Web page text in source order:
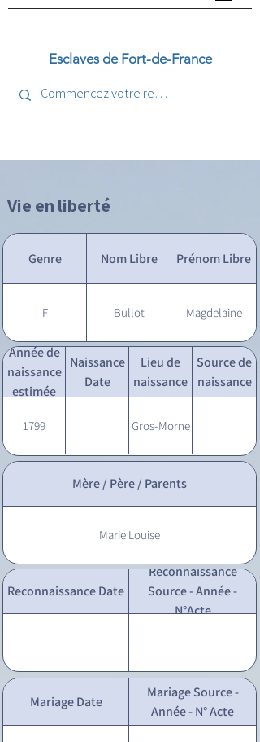
Esclaves de Fort-de-France
Vie en liberté
Genre Nom Libre Prénom Libre
F Bullot Magdelaine
Année de
naissance
estimée
Naissance
Date
Lieu de
naissance
Source de
naissance
1799 Gros-Morne
Mère / Père / Parents
Marie Louise
Reconnaissance Date
Reconnaissance
Source - Année -
N°Acte
Mariage Date
Mariage Source -
Année - N° Acte